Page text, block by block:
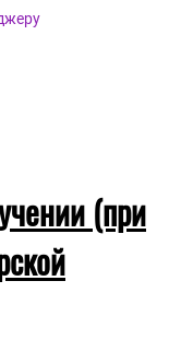
(при